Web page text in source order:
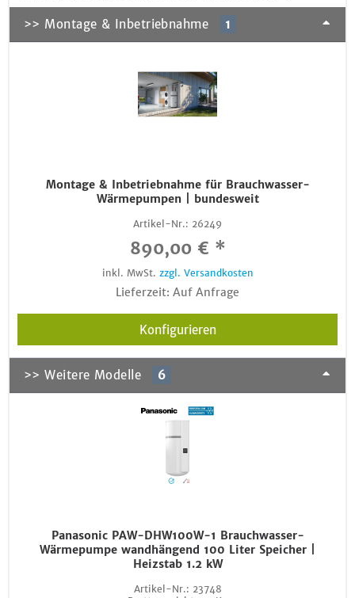
>> Montage & Inbetriebnahme 1
Montage & Inbetriebnahme für Brauchwasser-
Wärmepumpen | bundesweit
Artikel-Nr.: 26249
890,00 € *
inkl. MwSt. zzgl. Versandkosten
Lieferzeit: Auf Anfrage
Konfigurieren
>> Weitere Modelle 6
Panasonic PAW-DHW100W-1 Brauchwasser-
Wärmepumpe wandhängend 100 Liter Speicher |
Heizstab 1.2 kW
Artikel-Nr.: 23748